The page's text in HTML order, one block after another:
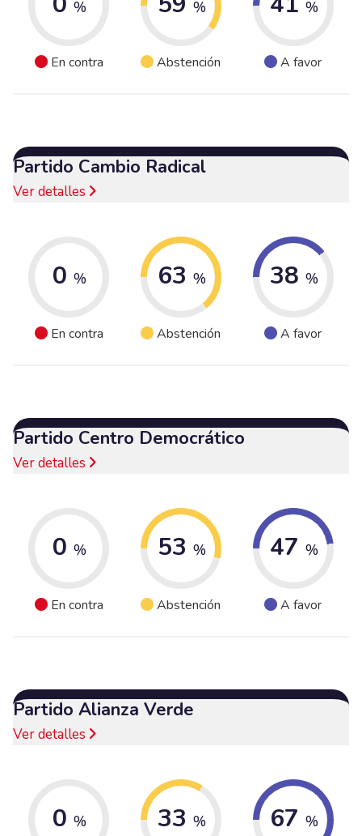
%
En contra
%
Abstención
%
A favor
Partido Cambio Radical
Ver detalles
0 %
En contra
63 %
Abstención
38 %
A favor
Partido Centro Democrático
Ver detalles
0 %
En contra
53 %
Abstención
47 %
A favor
Partido Alianza Verde
Ver detalles
0 % 33 % 67 %